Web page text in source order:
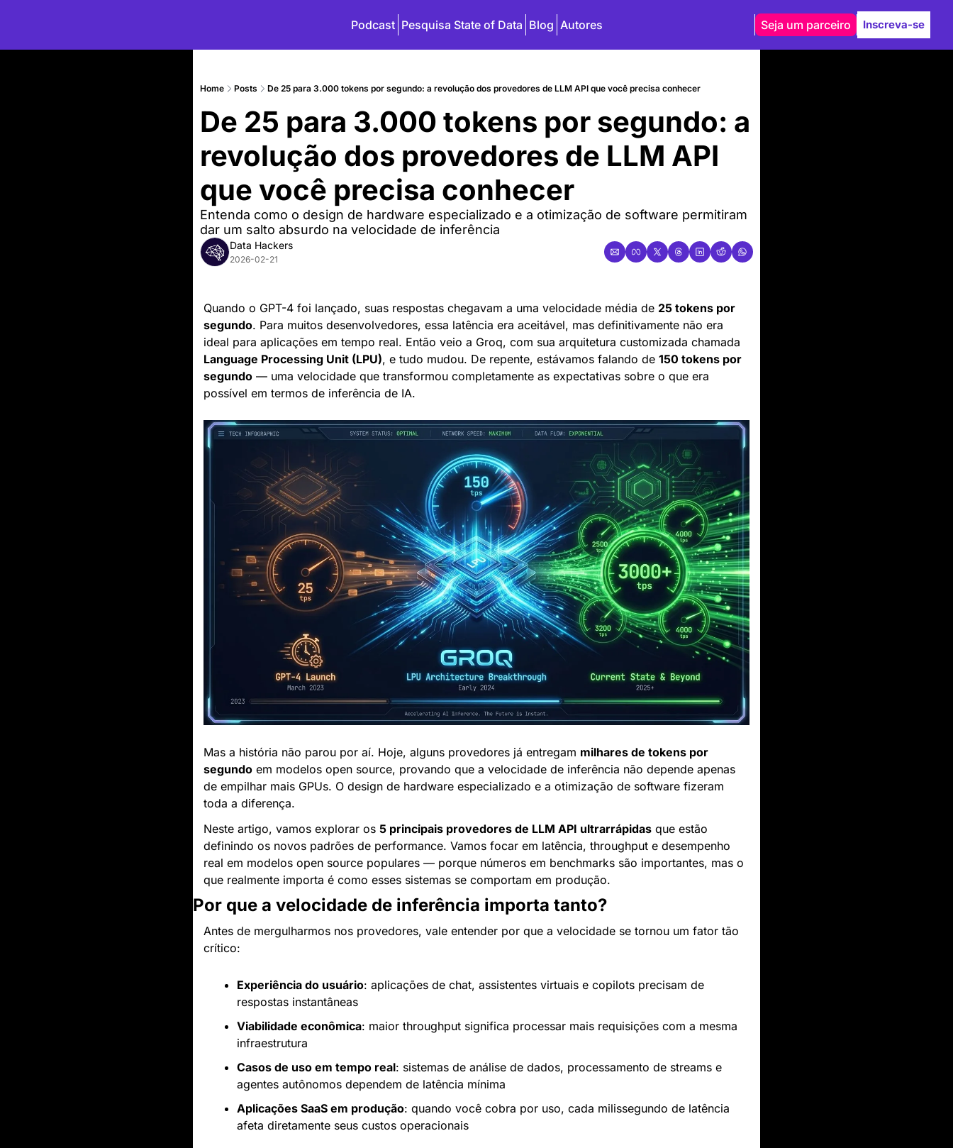
Podcast Pesquisa State of Data Blog Autores Seja um parceiro Inscreva-se
Home Posts De 25 para 3.000 tokens por segundo: a revolução dos provedores de LLM API que você precisa conhecer
De 25 para 3.000 tokens por segundo: a
revolução dos provedores de LLM API
que você precisa conhecer
Entenda como o design de hardware especializado e a otimização de software permitiram
dar um salto absurdo na velocidade de inferência
Data Hackers
2026-02-21
Quando o GPT-4 foi lançado, suas respostas chegavam a uma velocidade média de 25 tokens por
segundo. Para muitos desenvolvedores, essa latência era aceitável, mas definitivamente não era
Language Processing Unit (LPU), e tudo mudou. De repente, estávamos falando de 150 tokens por
segundo — uma velocidade que transformou completamente as expectativas sobre o que era
possível em termos de inferência de IA.
Mas a história não parou por aí. Hoje, alguns provedores já entregam milhares de tokens por
segundo em modelos open source, provando que a velocidade de inferência não depende apenas
de empilhar mais GPUs. O design de hardware especializado e a otimização de software fizeram
toda a diferença.
Neste artigo, vamos explorar os 5 principais provedores de LLM API ultrarrápidas que estão
definindo os novos padrões de performance. Vamos focar em latência, throughput e desempenho
real em modelos open source populares — porque números em benchmarks são importantes, mas o
que realmente importa é como esses sistemas se comportam em produção.
Por que a velocidade de inferência importa tanto?
Antes de mergulharmos nos provedores, vale entender por que a velocidade se tornou um fator tão
crítico:
Experiência do usuário: aplicações de chat, assistentes virtuais e copilots precisam de
respostas instantâneas
Viabilidade econômica: maior throughput significa processar mais requisições com a mesma
infraestrutura
Casos de uso em tempo real: sistemas de análise de dados, processamento de streams e
agentes autônomos dependem de latência mínima
Aplicações SaaS em produção: quando você cobra por uso, cada milissegundo de latência
afeta diretamente seus custos operacionais